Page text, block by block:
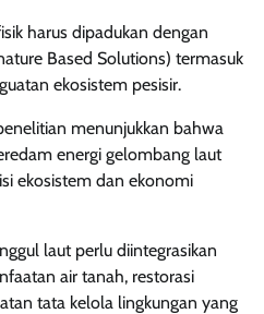
harus dipadukan dengan
Based Solutions) termasuk
ekosistem pesisir.
menunjukkan bahwa
energi gelombang laut
ekosistem dan ekonomi
laut perlu diintegrasikan
air tanah, restorasi
tata kelola lingkungan yang